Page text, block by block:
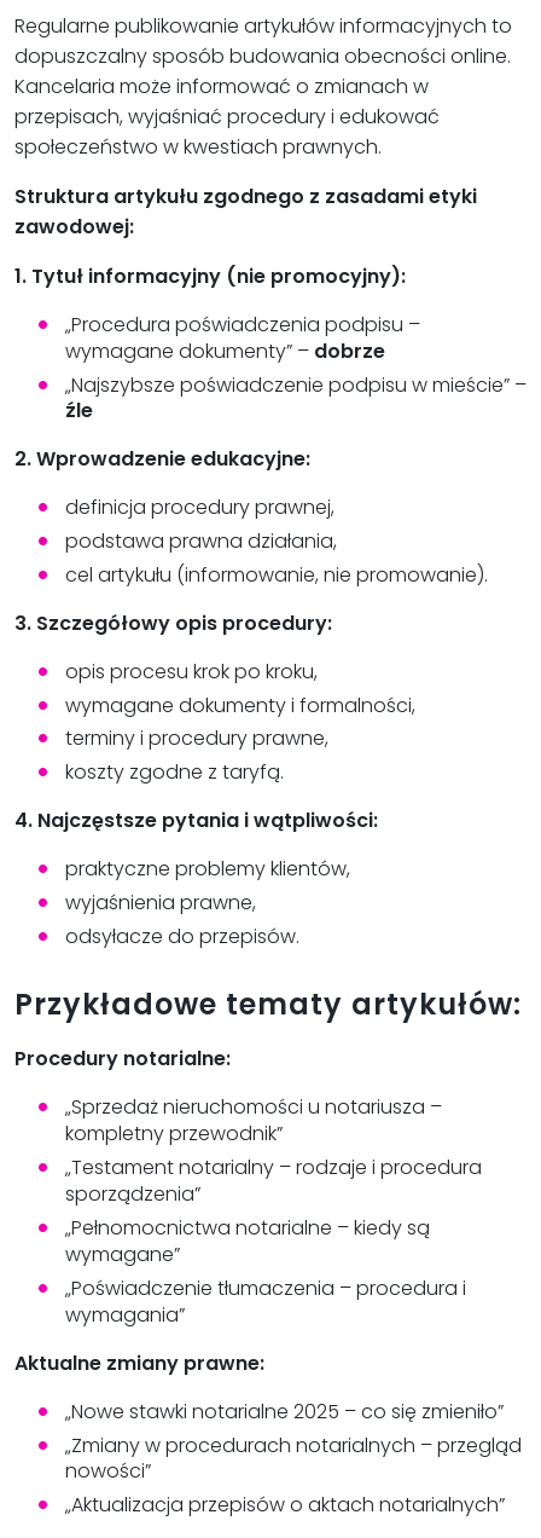
Regularne publikowanie artykułów informacyjnych to
dopuszczalny sposób budowania obecności online.
Kancelaria może informować o zmianach w
przepisach, wyjaśniać procedury i edukować
społeczeństwo w kwestiach prawnych.
Struktura artykułu zgodnego z zasadami etyki
zawodowej:
1. Tytuł informacyjny (nie promocyjny):
„Procedura poświadczenia podpisu –
wymagane dokumenty” – dobrze
„Najszybsze poświadczenie podpisu w mieście” –
źle
2. Wprowadzenie edukacyjne:
definicja procedury prawnej,
podstawa prawna działania,
cel artykułu (informowanie, nie promowanie).
3. Szczegółowy opis procedury:
opis procesu krok po kroku,
wymagane dokumenty i formalności,
terminy i procedury prawne,
koszty zgodne z taryfą.
4. Najczęstsze pytania i wątpliwości:
praktyczne problemy klientów,
wyjaśnienia prawne,
odsyłacze do przepisów.
Przykładowe tematy artykułów:
Procedury notarialne:
„Sprzedaż nieruchomości u notariusza –
kompletny przewodnik”
„Testament notarialny – rodzaje i procedura
sporządzenia”
„Pełnomocnictwa notarialne – kiedy są
wymagane”
„Poświadczenie tłumaczenia – procedura i
wymagania”
Aktualne zmiany prawne:
„Nowe stawki notarialne 2025 – co się zmieniło”
„Zmiany w procedurach notarialnych – przegląd
nowości”
„Aktualizacja przepisów o aktach notarialnych”